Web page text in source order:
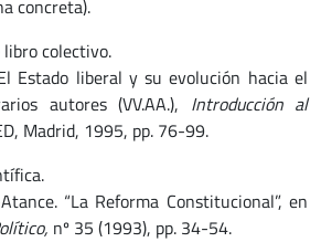
concreta).
colectivo.
Estado liberal y su evolución hacia el
autores (VV.AA.), Introducción al
Madrid, 1995, pp. 76-99.
“La Reforma Constitucional”, en
nº 35 (1993), pp. 34-54.